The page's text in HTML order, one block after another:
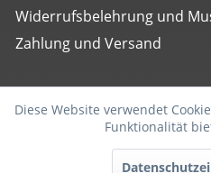
Widerrufsbelehrung und
Zahlung und Versand
SOCIAL
Diese Website verwendet
Funktionalität